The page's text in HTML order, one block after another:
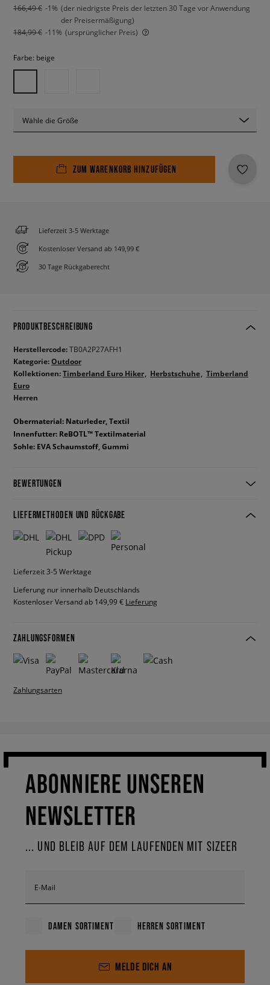
166,49 € -1% (der niedrigste Preis der letzten 30 Tage vor Anwendung
der Preisermäßigung)
184,99 € -11% (ursprünglicher Preis)
Farbe: beige
Wähle die Größe
ZUM WARENKORB HINZUFÜGEN
Lieferzeit 3-5 Werktage
Kostenloser Versand ab 149,99 €
30 Tage Rückgaberecht
PRODUKTBESCHREIBUNG
Herstellercode:TB0A2P27AFH1
Kategorie:Outdoor
Kollektionen:Timberland Euro Hiker Herbstschuhe Timberland
Euro
Herren
Obermaterial: Naturleder, Textil
Innenfutter: ReBOTL™ Textilmaterial
Sohle: EVA Schaumstoff, Gummi
BEWERTUNGEN
LIEFERMETHODEN UND RÜCKGABE
Lieferzeit 3-5 Werktage
Lieferung nur innerhalb Deutschlands
Kostenloser Versand ab 149,99 € Lieferung
ZAHLUNGSFORMEN
Zahlungsarten
ABONNIERE UNSEREN
NEWSLETTER
... UND BLEIB AUF DEM LAUFENDEN MIT SIZEER
E-Mail
DAMEN SORTIMENT HERREN SORTIMENT
MELDE DICH AN